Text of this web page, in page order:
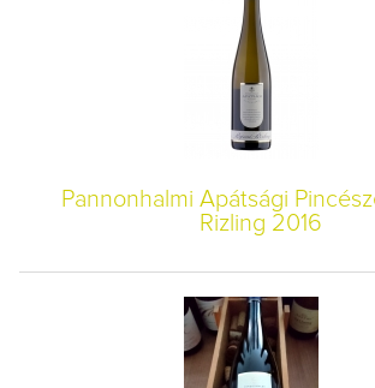
Pannonhalmi Apátsági
Rizling 2016